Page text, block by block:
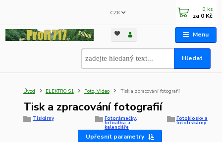
Menu
CZK
Hledat
0 ks
za 0 Kč
Úvod ELEKTRO S1 Foto, Video Tisk a zpracování fotografií
Tisk a zpracování fotografií
Tiskárny Fotorámečky,
fotoalba a
kalendáře
Fotokiosky a
fototiskárny
Upřesnit parametry